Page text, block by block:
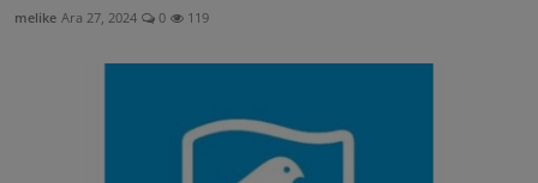
melike Ara 27, 2024 0 119